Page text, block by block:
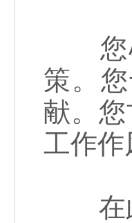
您心
策。
献。
工作作
在此